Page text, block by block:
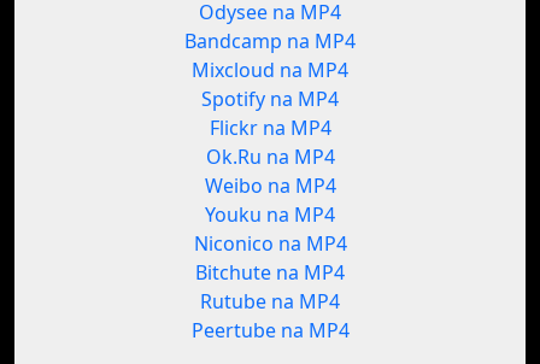
Odysee na MP4
Bandcamp na MP4
Mixcloud na MP4
Spotify na MP4
Flickr na MP4
Ok.Ru na MP4
Weibo na MP4
Youku na MP4
Niconico na MP4
Bitchute na MP4
Rutube na MP4
Peertube na MP4